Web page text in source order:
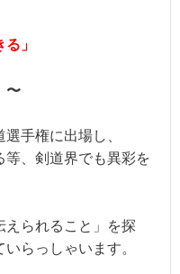
」
〜
手権に出場し、
等、剣道界でも異彩を
えられること」を探
らっしゃいます。